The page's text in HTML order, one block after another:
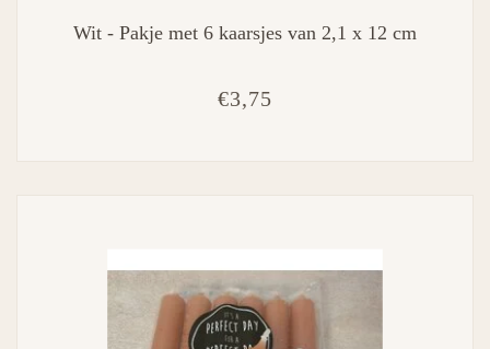
Wit - Pakje met 6 kaarsjes van 2,1 x 12 cm
€3,75